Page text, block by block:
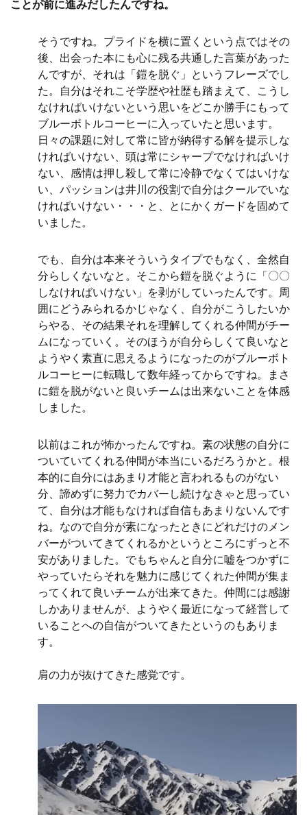
ことが前に進みだしたんですね。
そうですね。プライドを横に置くという点ではその
後、出会った本にも心に残る共通した言葉があった
んですが、それは「鎧を脱ぐ」というフレーズでし
た。自分はそれこそ学歴や社歴も踏まえて、こうし
なければいけないという思いをどこか勝手にもって
ブルーボトルコーヒーに入っていたと思います。
日々の課題に対して常に皆が納得する解を提示しな
ければいけない、頭は常にシャープでなければいけ
ない、感情は押し殺して常に冷静でなくてはいけな
い、パッションは井川の役割で自分はクールでいな
ければいけない・・・と、とにかくガードを固めて
いました。
でも、自分は本来そういうタイプでもなく、全然自
分らしくないなと。そこから鎧を脱ぐように「〇〇
しなければいけない」を剥がしていったんです。周
囲にどうみられるかじゃなく、自分がこうしたいか
らやる、その結果それを理解してくれる仲間がチー
ムになっていく。そのほうが自分らしくて良いなと
ようやく素直に思えるようになったのがブルーボト
ルコーヒーに転職して数年経ってからですね。まさ
に鎧を脱がないと良いチームは出来ないことを体感
しました。
以前はこれが怖かったんですね。素の状態の自分に
ついていてくれる仲間が本当にいるだろうかと。根
本的に自分にはあまり才能と言われるものがない
分、諦めずに努力でカバーし続けなきゃと思ってい
て、自分は才能もなければ自信もあまりないんです
ね。なので自分が素になったときにどれだけのメン
バーがついてきてくれるかというところにずっと不
安がありました。でもちゃんと自分に嘘をつかずに
やっていたらそれを魅力に感じてくれた仲間が集ま
ってくれて良いチームが出来てきた。仲間には感謝
しかありませんが、ようやく最近になって経営して
いることへの自信がついてきたというのもありま
す。
肩の力が抜けてきた感覚です。